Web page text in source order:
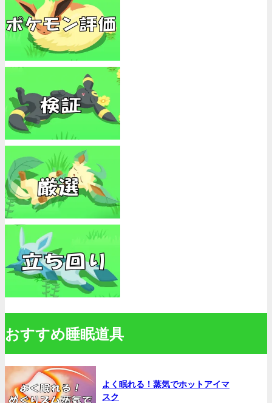
おすすめ睡眠道具
よく眠れる！蒸気でホットアイマ
スク